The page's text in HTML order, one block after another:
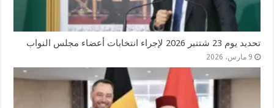
تحديد يوم 23 شتنبر 2026 لإجراء انتخابات أعضاء مجلس النواب
9 مارس، 2026